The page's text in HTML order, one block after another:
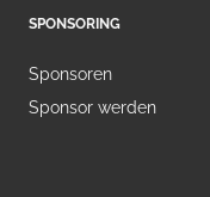
SPONSORING
Sponsoren
Sponsor werden